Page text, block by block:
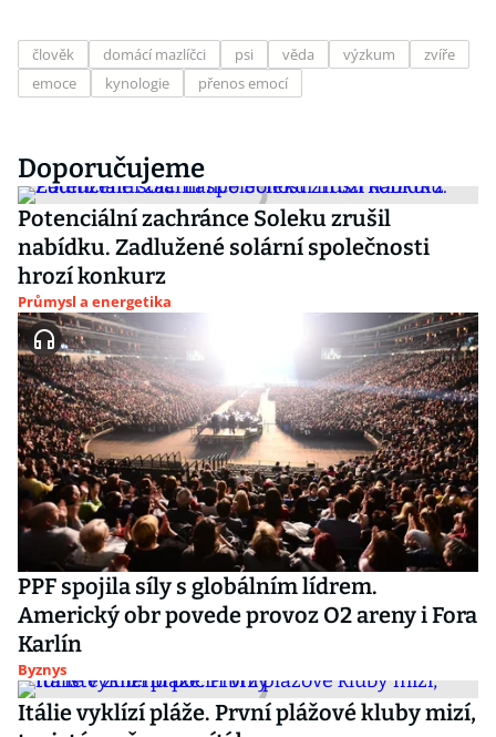
člověk domácí mazlíčci psi věda výzkum
zvíře
emoce
kynologie přenos emocí
Doporučujeme
Potenciální zachránce Soleku zrušil
nabídku. Zadlužené solární společnosti
hrozí konkurz
Průmysl a energetika
PPF spojila síly s globálním lídrem.
Americký obr povede provoz O2 areny i Fora
Karlín
Byznys
Itálie vyklízí pláže. První plážové kluby mizí,